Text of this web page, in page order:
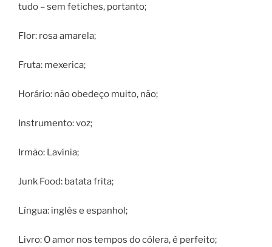
tudo – sem fetiches, portanto;
Flor: rosa amarela;
Fruta: mexerica;
Horário: não obedeço muito, não;
Instrumento: voz;
Irmão: Lavínia;
Junk Food: batata frita;
Língua: inglês e espanhol;
Livro: O amor nos tempos do cólera, é perfeito;